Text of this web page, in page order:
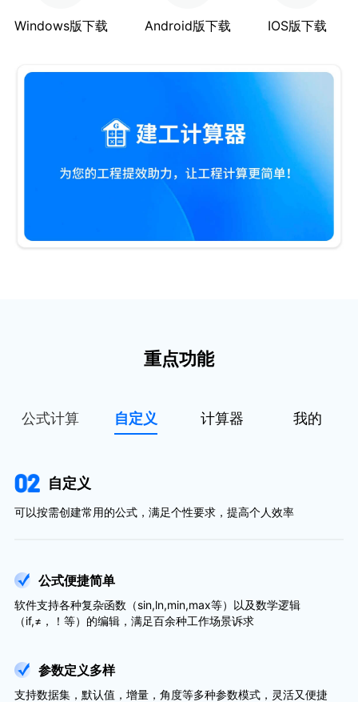
Windows版下载 Android版下载 IOS版下载
重点功能
公式计算 自定义 计算器 我的
自定义
可以按需创建常用的公式，满足个性要求，提高个人效率
公式便捷简单
软件支持各种复杂函数（sin,ln,min,max等）以及数学逻辑
（if,≠，！等）的编辑，满足百余种工作场景诉求
参数定义多样
支持数据集，默认值，增量，角度等多种参数模式，灵活又便捷